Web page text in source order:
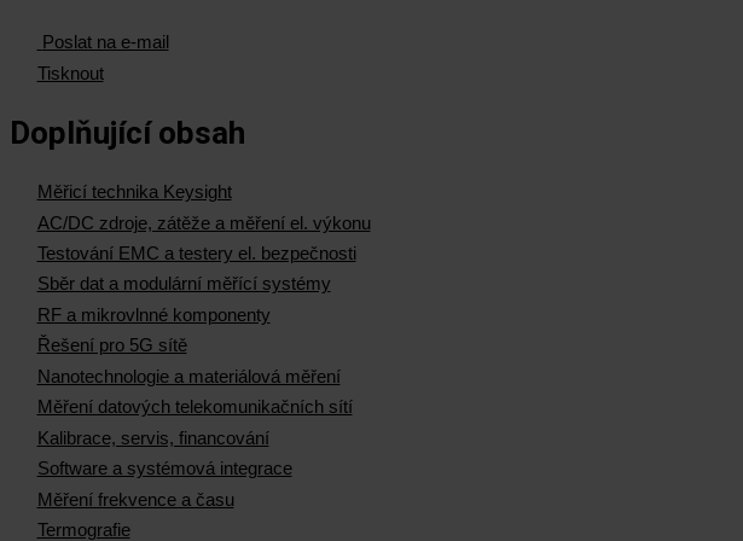
Poslat na e-mail
Tisknout
Doplňující obsah
Měřicí technika Keysight
AC/DC zdroje, zátěže a měření el. výkonu
Testování EMC a testery el. bezpečnosti
Sběr dat a modulární měřící systémy
RF a mikrovlnné komponenty
Řešení pro 5G sítě
Nanotechnologie a materiálová měření
Měření datových telekomunikačních sítí
Kalibrace, servis, financování
Software a systémová integrace
Měření frekvence a času
Termografie